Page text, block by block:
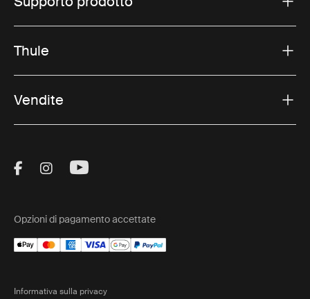
Thule
Vendite
Visit Thule on Facebook (external link)
Visit Thule on Instagram (external link)
Visit Thule on Youtube (external
Opzioni di pagamento accettate
Informativa sulla privacy